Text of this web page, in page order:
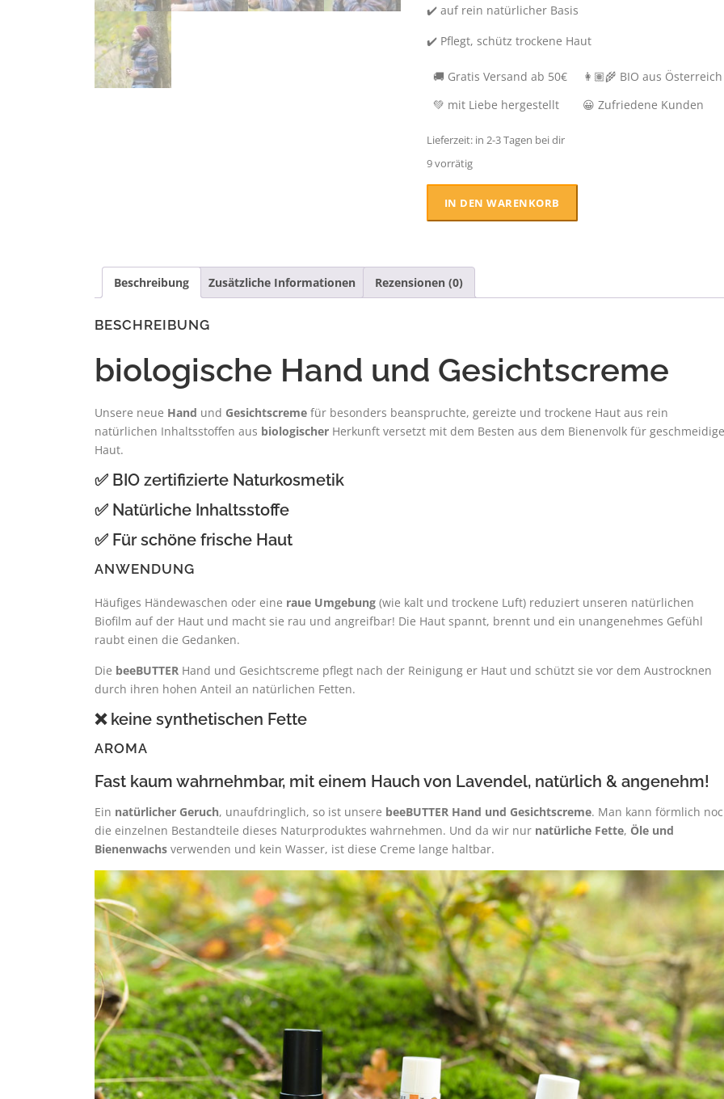
c
e
P
r
i
a
€
r
i
i
s
:
,
✔️ auf rein natürlicher Basis
✔️ Pflegt, schütz trockene Haut
🚚 Gratis Versand ab 50€
👩🏽‍🌾 BIO aus Österreich
💚 mit Liebe hergestellt
😀 Zufriedene Kunden
Lieferzeit: in 2-3 Tagen bei dir
9 vorrätig
Hand
-
Naturkosmetik
💐
-
im
Glastiegel
IN DEN WARENKORB
Beschreibung Zusätzliche Informationen Rezensionen (0)
BESCHREIBUNG
biologische Hand und Gesichtscreme
Unsere neue Hand und Gesichtscreme für besonders beanspruchte, gereizte und trockene Haut aus rein
natürlichen Inhaltsstoffen aus biologischer Herkunft versetzt mit dem Besten aus dem Bienenvolk für geschmeidige
Haut.
✅ BIO zertifizierte Naturkosmetik
✅ Natürliche Inhaltsstoffe
✅ Für schöne frische Haut
ANWENDUNG
Häufiges Händewaschen oder eine raue Umgebung (wie kalt und trockene Luft) reduziert unseren natürlichen
Biofilm auf der Haut und macht sie rau und angreifbar! Die Haut spannt, brennt und ein unangenehmes Gefühl
raubt einen die Gedanken.
Die beeBUTTER Hand und Gesichtscreme pflegt nach der Reinigung er Haut und schützt sie vor dem Austrocknen
durch ihren hohen Anteil an natürlichen Fetten.
❌ keine synthetischen Fette
AROMA
Fast kaum wahrnehmbar, mit einem Hauch von Lavendel, natürlich & angenehm!
Ein natürlicher Geruch, unaufdringlich, so ist unsere beeBUTTER Hand und Gesichtscreme. Man kann förmlich
die einzelnen Bestandteile dieses Naturproduktes wahrnehmen. Und da wir nur natürliche Fette, Öle und
Bienenwachs verwenden und kein Wasser, ist diese Creme lange haltbar.